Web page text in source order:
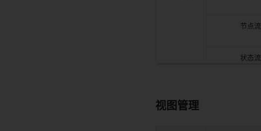
节点流
状态流
视图管理